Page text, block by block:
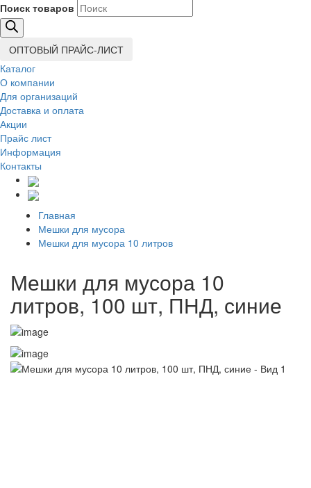
Поиск товаров
ОПТОВЫЙ ПРАЙС-ЛИСТ
Каталог
О компании
Для организаций
Доставка и оплата
Акции
Прайс лист
Информация
Контакты
Главная
Мешки для мусора
Мешки для мусора 10 литров
Мешки для мусора 10
литров, 100 шт, ПНД, синие